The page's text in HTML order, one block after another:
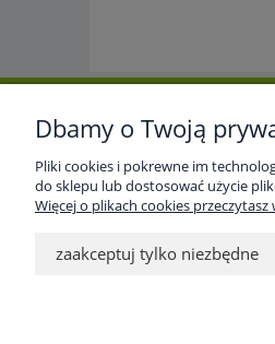
Pomoc
Strona główna
Regulamin
Dbamy o Twoją
Pliki cookies i pokrewne im
do sklepu lub dostosować użycie
Więcej o plikach cookies
zaakceptuj tylko niezbędne